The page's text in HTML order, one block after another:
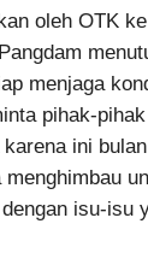
oleh OTK
menjaga
pihak-
ini
menghimbau
isu-isu